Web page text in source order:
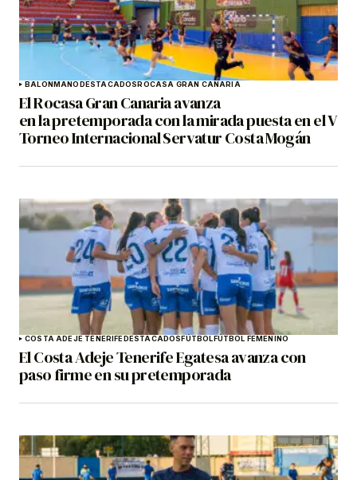
BALONMANODESTACADOSROCASA GRAN CANARIA
El Rocasa Gran Canaria avanza
en la pretemporada con la mirada puesta en el V
Torneo Internacional Servatur Costa Mogán
COSTA ADEJE TENERIFEDESTACADOSFÚTBOLFÚTBOL FEMENINO
El Costa Adeje Tenerife Egatesa avanza con
paso firme en su pretemporada